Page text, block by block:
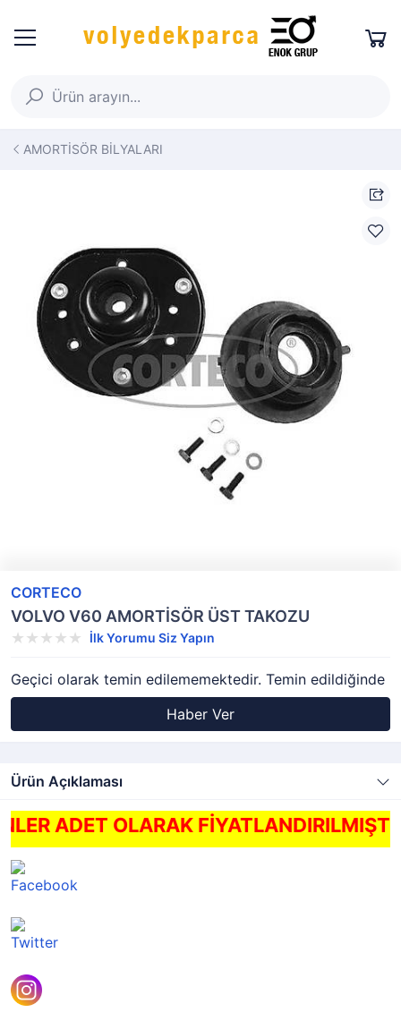
AMORTİSÖR BİLYALARI
CORTECO
VOLVO V60 AMORTİSÖR ÜST TAKOZU
İlk Yorumu Siz Yapın
Geçici olarak temin edilememektedir. Temin edildiğinde
Haber Ver
Ürün Açıklaması
ADET OLARAK